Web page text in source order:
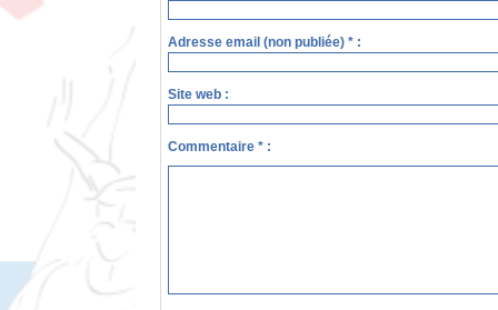
Adresse email (non publiée) * :
Site web :
Commentaire * :